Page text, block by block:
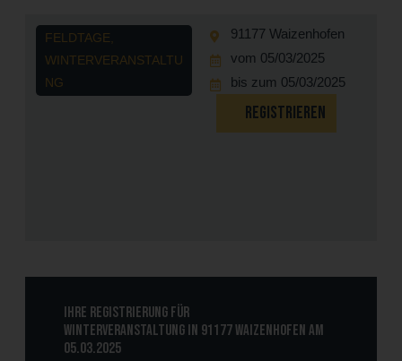
FELDTAGE,
WINTERVERANSTALTU
NG
91177 Waizenhofen
vom 05/03/2025
bis zum 05/03/2025
REGISTRIEREN
Ihre Registrierung für
Winterveranstaltung in 91177 Waizenhofen am
05.03.2025